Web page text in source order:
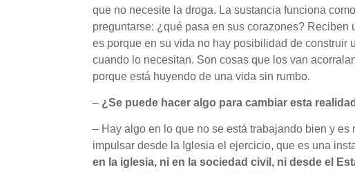
que no necesite la droga. La sustancia funciona
preguntarse: ¿qué pasa en sus corazones?
es porque en su vida no hay posibilidad de construir
cuando lo necesitan. Son cosas que los van
porque está huyendo de una vida sin rumbo.
– ¿Se puede hacer algo para cambiar esta
– Hay algo en lo que no se está trabajando bien y
impulsar desde la Iglesia el ejercicio, que es una
en la iglesia, ni en la sociedad civil, ni desde el